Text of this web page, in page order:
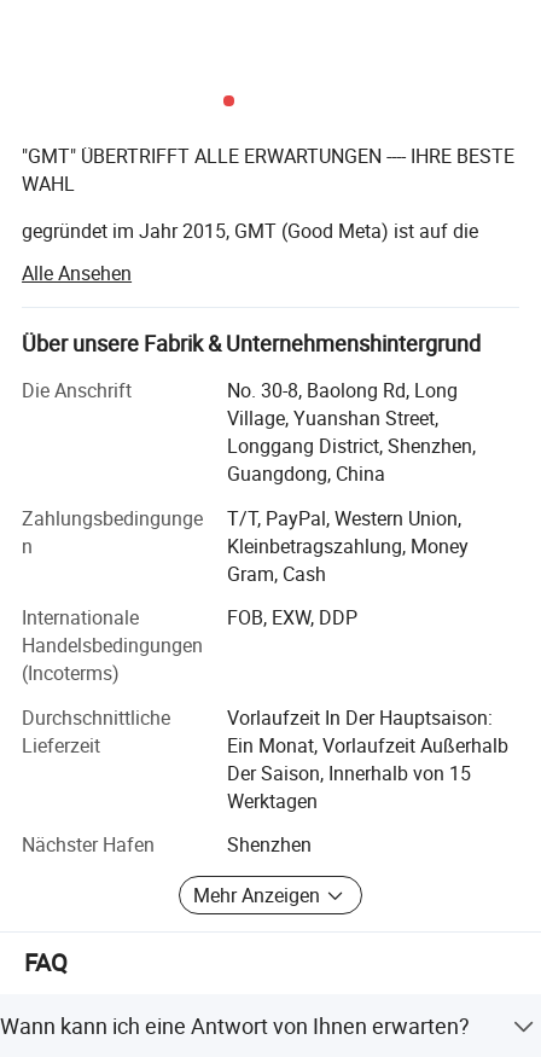
"GMT" ÜBERTRIFFT ALLE ERWARTUNGEN ---- IHRE BESTE
WAHL
gegründet im Jahr 2015, GMT (Good Meta) ist auf die
oder interaktive Displays, unser Team von kreativen
Designern mit über 10 Jahren Erfahrung, qualifizierte
Hersteller, konzentriert
Und ein ausgezeichnetes After-Sales-Team machen eine
Praxis aus der täglichen Ausführung des Unmöglichen für
Wir verfügen über ein Team mit über 10 Jahren Erfahrung
in der Herstellung von Displays für die weltweit führenden
Marken.
gewährleisten, dass die Qualität und Integrität des
Designs für MP mit der von Ihnen genehmigten Probe
übereinstimmt. In dieser Zeit haben wir unseren Kernwert
schrittweise weiterentwickelt.
Globale Vision:
Wir verstehen den globalen Displaymarkt und sind nicht
Kunden aus der Welt zu befriedigen.
Wunderbares Design:
Auf den Kernteil der Produkte fokussiert, stellen wir sicher,
dass unser Design immer in Mode ist.
Team-Work Spirit:
Alle Ansehen
Über unsere Fabrik & Unternehmenshintergrund
Die Anschrift
No. 30-8, Baolong Rd, Long
Village, Yuanshan Street,
Longgang District, Shenzhen,
Guangdong, China
Zahlungsbedingunge
n
T/T, PayPal, Western Union,
Kleinbetragszahlung, Money
Gram, Cash
Internationale
Handelsbedingungen
(Incoterms)
FOB, EXW, DDP
Durchschnittliche
Lieferzeit
Vorlaufzeit In Der Hauptsaison:
Ein Monat, Vorlaufzeit Außerhalb
Der Saison, Innerhalb von 15
Werktagen
Nächster Hafen
Shenzhen
Mehr Anzeigen
FAQ
Wann kann ich eine Antwort von Ihnen erwarten?